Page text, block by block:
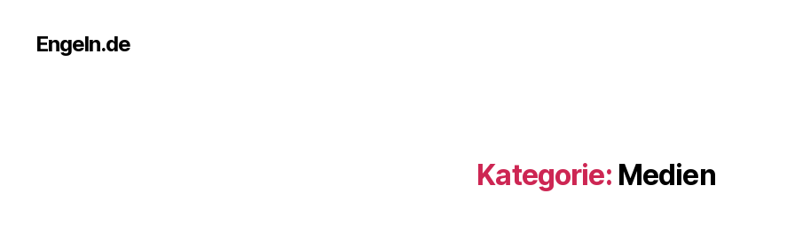
Engeln.de
Kategorie: Medien